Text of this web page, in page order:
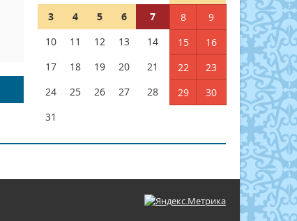
3
4 5 6 7 8
9
10
11 12 13 14 15
16
17
18 19 20 21 22
23
24
25 26 27 28 29
30
31